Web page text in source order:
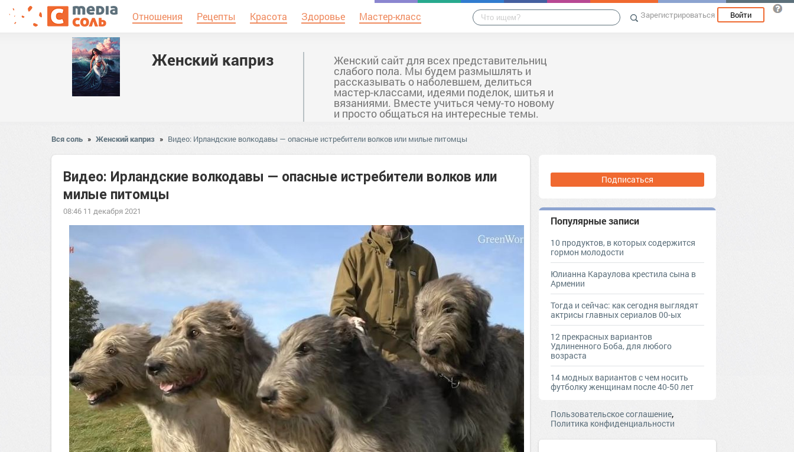
Отношения Рецепты Красота Здоровье Мастер-класс Зарегистрироваться Войти
Женский каприз Женский сайт для всех представительниц
слабого пола. Мы будем размышлять и
рассказывать о наболевшем, делиться
мастер-классами, идеями поделок, шитья и
вязаниями. Вместе учиться чему-то новому
и просто общаться на интересные темы.
Вся соль » Женский каприз » Видео: Ирландские волкодавы — опасные истребители волков или милые питомцы
Видео: Ирландские волкодавы — опасные истребители волков или
милые питомцы
08:46 11 декабря 2021
Подписаться
Популярные записи
10 продуктов, в которых содержится
гормон молодости
Юлианна Караулова крестила сына в
Армении
Тогда и сейчас: как сегодня выглядят
актрисы главных сериалов 00-ых
12 прекрасных вариантов
Удлиненного Боба, для любого
возраста
14 модных вариантов с чем носить
футболку женщинам после 40-50 лет
Пользовательское соглашение,
Политика конфиденциальности